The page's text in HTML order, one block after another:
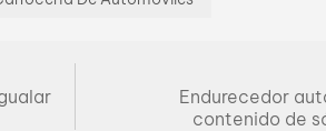
Endurecedor
contenido de